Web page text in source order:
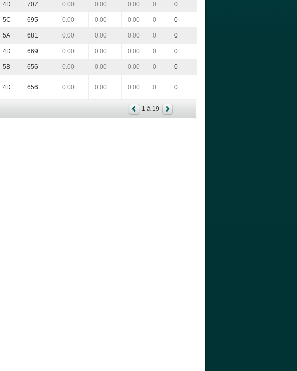
4D 707 0.00 0.00 0.00 0 0
5C 695 0.00 0.00 0.00 0 0
5A 681 0.00 0.00 0.00 0 0
4D 669 0.00 0.00 0.00 0 0
5B 656 0.00 0.00 0.00 0 0
4D 656 0.00 0.00 0.00 0 0
1 à 19